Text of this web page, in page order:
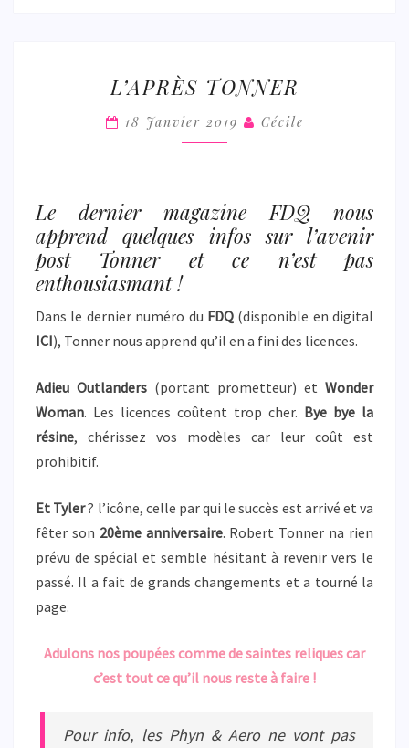
TONNER
L’APRÈS TONNER
18 Janvier 2019 Cécile
Le dernier magazine FDQ nous
apprend quelques infos sur l’avenir
post Tonner et ce n’est pas
enthousiasmant !
Dans le dernier numéro du FDQ(disponible en digital
ICI), Tonner nous apprend qu’il en a fini des licences.
Adieu Outlanders (portant prometteur) et Wonder
Woman. Les licences coûtent trop cher. Bye bye la
résine, chérissez vos modèles car leur coût est
prohibitif.
Et Tyler? l’icône, celle par qui le succès est arrivé et va
fêter son 20ème anniversaire. Robert Tonner na rien
prévu de spécial et semble hésitant à revenir vers le
passé. Il a fait de grands changements et a tourné la
page.
Adulons nos poupées comme de saintes reliques car
c’est tout ce qu’il nous reste à faire !
Pour info, les Phyn & Aero ne vont pas